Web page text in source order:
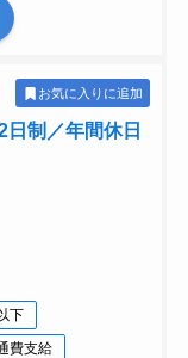
お気に入りに追加
日制／年間休日
下
費支給